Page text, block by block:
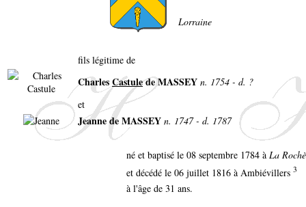
Lorraine
fils légitime de
CharlesCastulede MASSEY n. 1754 - d. ?
et
Jeanne de MASSEY n. 1747 - d. 1787
né et baptisé le 08 septembre 1784 à La
et décédé le 06 juillet 1816 à Ambiévillers 3
à l'âge de 31 ans.